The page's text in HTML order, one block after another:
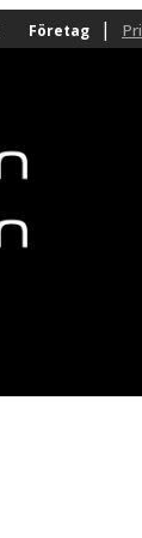
Företag |